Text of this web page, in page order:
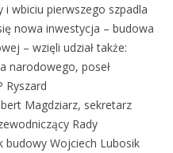
wbiciu pierwszego szpadla
nowa inwestycja – budowa
– wzięli udział także:
narodowego, poseł
Ryszard
Magdziarz, sekretarz
Rady
budowy Wojciech Lubosik